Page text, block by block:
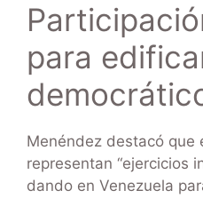
para
Menéndez destacó que
representan “ejercicios
dando en Venezuela